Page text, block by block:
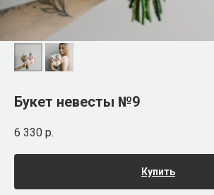
Букет невесты №9
6 330 р.
Купить